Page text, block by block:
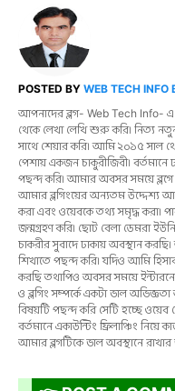
POSTED BY WEB TECH INFO
আপনাদের ব্লগ- Web Tech Info-
থেকে লেখা লেখি শুরু করি। নিত্য
সাথে শেয়ার করি। আমি ২০১৫ সাল
পেশায় একজন চাকুরীজিবী।
পছন্দ করি। আমার অবসর সময়ে ব্লগে
আমার ব্লগিংয়ের অন্যতম উদ্দেশ্য
করা এবং ওয়েবকে তথ্য সমৃদ্ধ করা।
জন্মগ্রহণ করি। ছোট বেলা ডেমরা
চাকরীর সুবাদে ঢাকায় অবস্থান
শিখাতে পছন্দ করি। যদিও আমি হিসাব
করছি তথাপিও অবসর সময়ে
ও ব্লগিং সম্পর্কে একটা ভাল
বিষয়টি পছন্দ করি সেটি হচ্ছে
বর্তমানে একাউন্টিং ফ্রিলাঞ্চিং
আমার ব্লগটিকে ভাল অবস্থানে রাখার